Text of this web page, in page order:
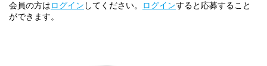
会員の方はログイン してください。 ログインすると応募すること
ができます。